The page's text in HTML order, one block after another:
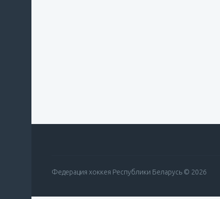
Федерация хоккея Республики Беларусь © 2026